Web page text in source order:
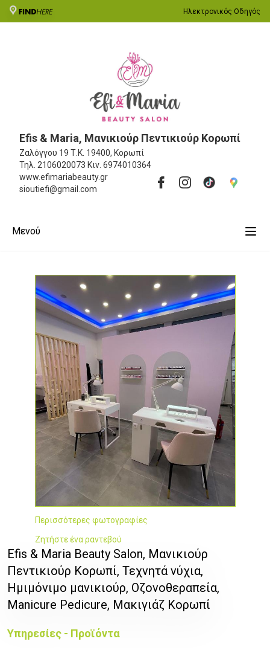
Ηλεκτρονικός Οδηγός
Efis & Maria, Μανικιούρ Πεντικιούρ Κορωπί
Ζαλόγγου 19 Τ.Κ. 19400, Κορωπί
Τηλ. 2106020073 Κιν. 6974010364
www.efimariabeauty.gr
sioutiefi@gmail.com
Μενού
Περισσότερες φωτογραφίες
Ζητήστε ένα ραντεβού
Efis & Maria Beauty Salon, Μανικιούρ
Πεντικιούρ Κορωπί, Τεχνητά νύχια,
Ημιμόνιμο μανικιούρ, Οζονοθεραπεία,
Manicure Pedicure, Μακιγιάζ Κορωπί
Υπηρεσίες - Προϊόντα